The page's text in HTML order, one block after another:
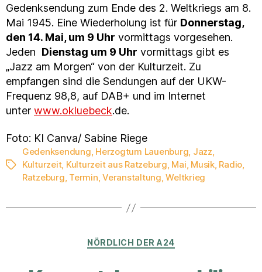
Gedenksendung zum Ende des 2. Weltkriegs am 8.
Mai 1945. Eine Wiederholung ist für Donnerstag,
den 14. Mai, um 9 Uhr vormittags vorgesehen.
Jeden Dienstag um 9 Uhr vormittags gibt es
„Jazz am Morgen“ von der Kulturzeit. Zu
empfangen sind die Sendungen auf der UKW-
Frequenz 98,8, auf DAB+ und im Internet
unter www.okluebeck.de.
Foto: KI Canva/ Sabine Riege
Schlagwörter
Gedenksendung, Herzogtum Lauenburg, Jazz,
Kulturzeit, Kulturzeit aus Ratzeburg, Mai, Musik, Radio,
Ratzeburg, Termin,Veranstaltung,Weltkrieg
Kategorien
NÖRDLICH DER A24